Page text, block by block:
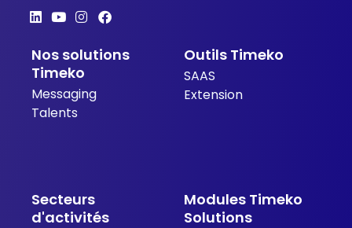
L
i
k
e
d
i
n
Y
o
t
u
b
e
I
n
t
a
g
r
F
a
e
Nos solutions
Timeko
Messaging
Talents
Outils Timeko
SAAS
Extension
Secteurs
d'activités
Modules Timeko
Solutions